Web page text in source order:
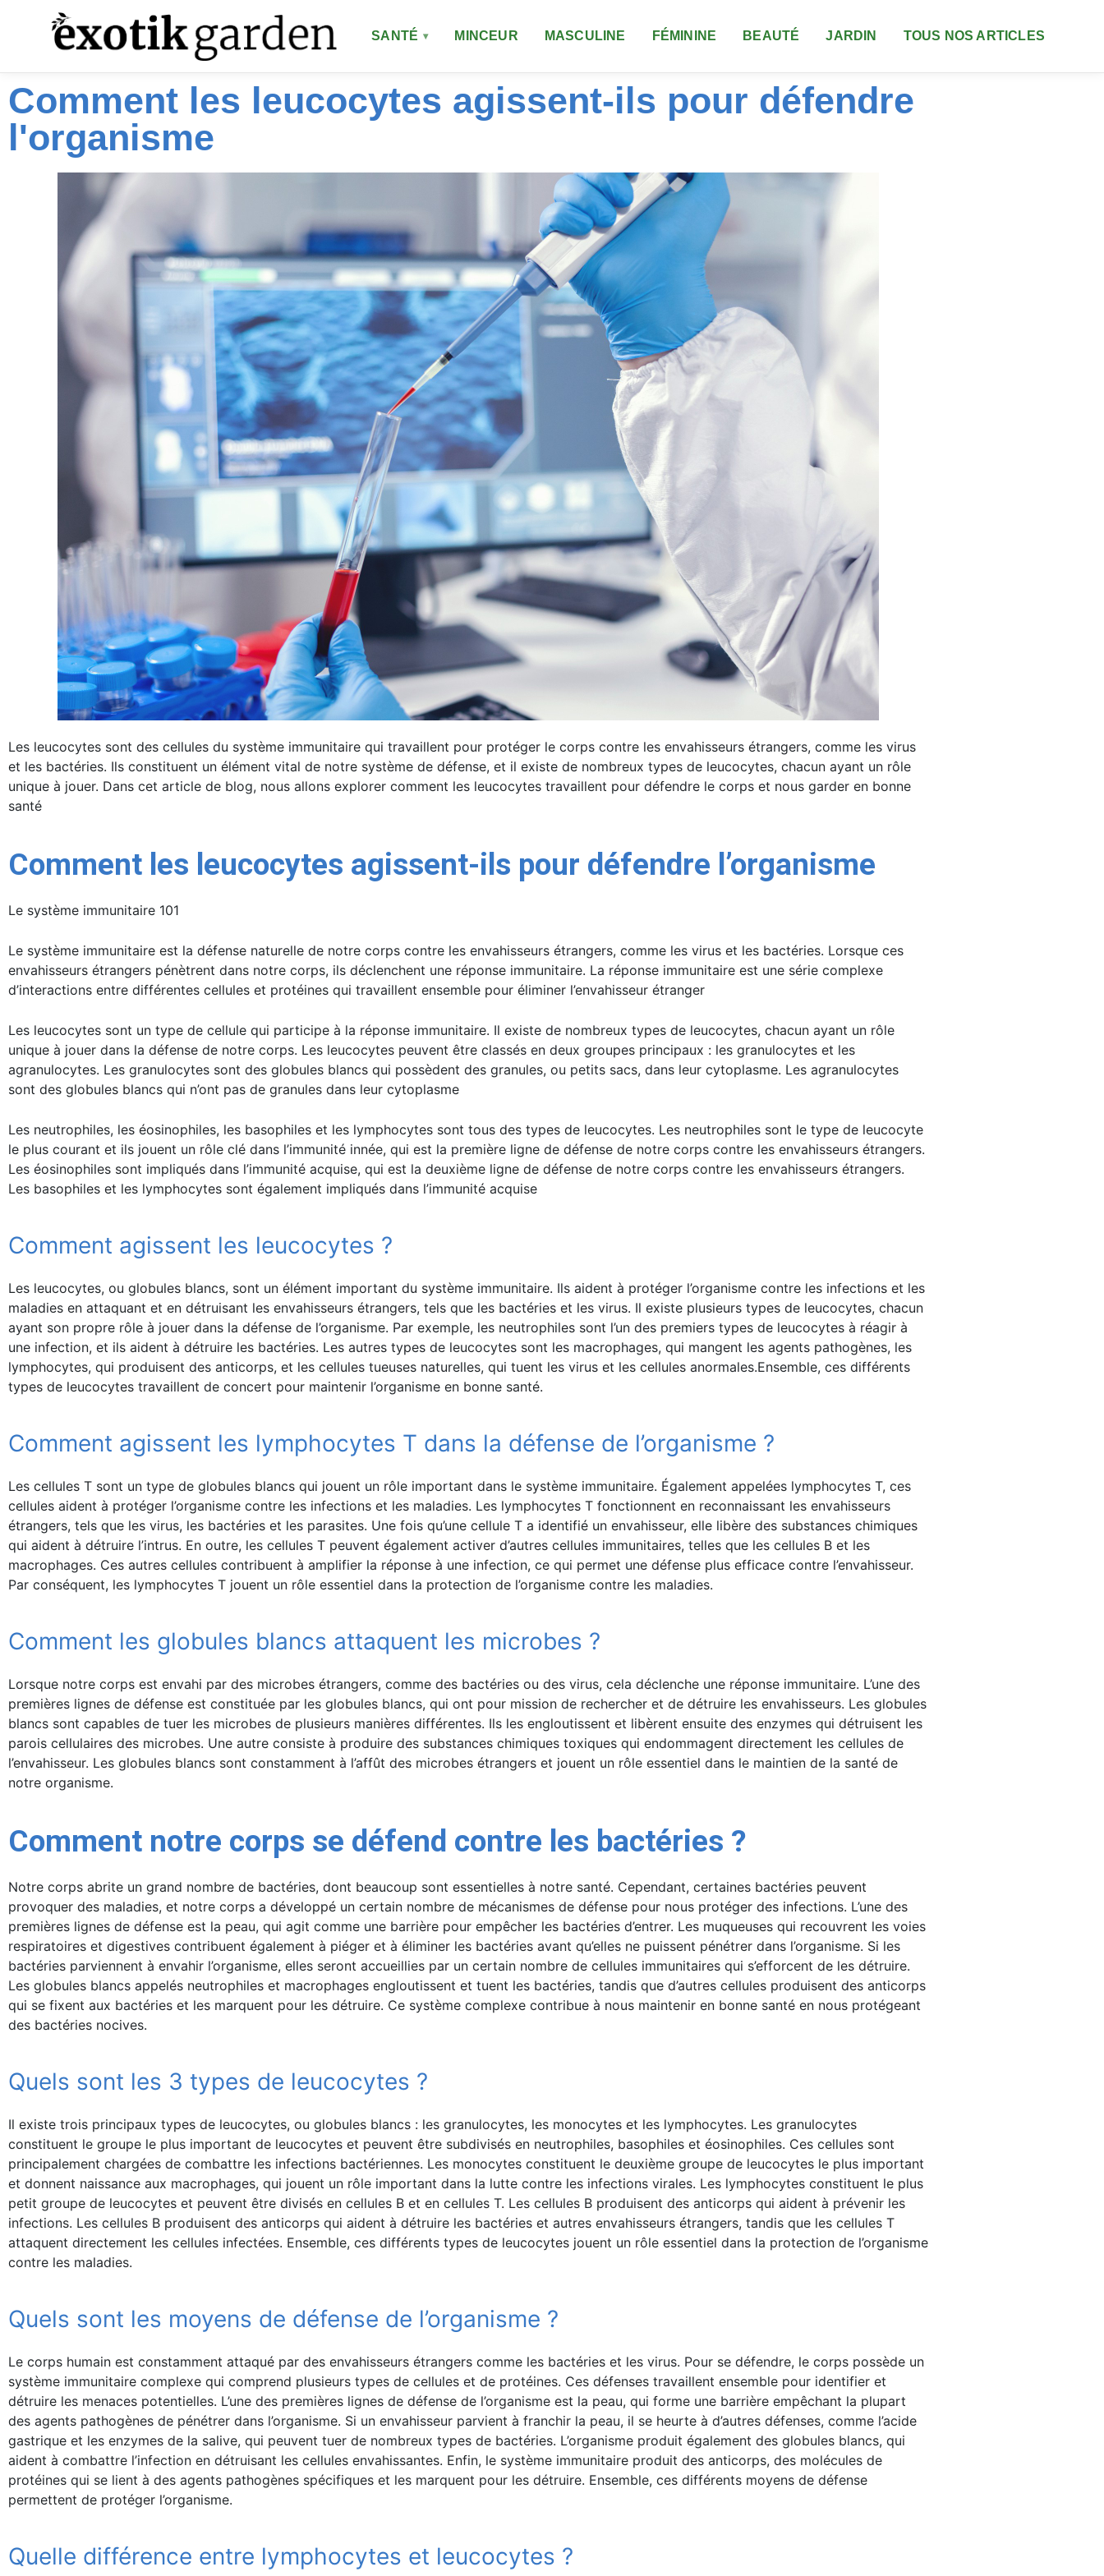
SANTÉ MINCEUR MASCULINE FÉMININE BEAUTÉ JARDIN TOUS NOS ARTICLES
Comment les leucocytes agissent-ils pour défendre
l'organisme
Les leucocytes sont des cellules du système immunitaire qui travaillent pour protéger le corps contre les envahisseurs étrangers, comme les virus
et les bactéries. Ils constituent un élément vital de notre système de défense, et il existe de nombreux types de leucocytes, chacun ayant un rôle
unique à jouer. Dans cet article de blog, nous allons explorer comment les leucocytes travaillent pour défendre le corps et nous garder en bonne
santé
Comment les leucocytes agissent-ils pour défendre l’organisme
Le système immunitaire 101
Le système immunitaire est la défense naturelle de notre corps contre les envahisseurs étrangers, comme les virus et les bactéries. Lorsque ces
envahisseurs étrangers pénètrent dans notre corps, ils déclenchent une réponse immunitaire. La réponse immunitaire est une série complexe
d’interactions entre différentes cellules et protéines qui travaillent ensemble pour éliminer l’envahisseur étranger
Les leucocytes sont un type de cellule qui participe à la réponse immunitaire. Il existe de nombreux types de leucocytes, chacun ayant un rôle
unique à jouer dans la défense de notre corps. Les leucocytes peuvent être classés en deux groupes principaux : les granulocytes et les
agranulocytes. Les granulocytes sont des globules blancs qui possèdent des granules, ou petits sacs, dans leur cytoplasme. Les agranulocytes
sont des globules blancs qui n’ont pas de granules dans leur cytoplasme
Les neutrophiles, les éosinophiles, les basophiles et les lymphocytes sont tous des types de leucocytes. Les neutrophiles sont le type de leucocyte
le plus courant et ils jouent un rôle clé dans l’immunité innée, qui est la première ligne de défense de notre corps contre les envahisseurs étrangers.
Les éosinophiles sont impliqués dans l’immunité acquise, qui est la deuxième ligne de défense de notre corps contre les envahisseurs étrangers.
Les basophiles et les lymphocytes sont également impliqués dans l’immunité acquise
Comment agissent les leucocytes ?
Les leucocytes, ou globules blancs, sont un élément important du système immunitaire. Ils aident à protéger l’organisme contre les infections et les
maladies en attaquant et en détruisant les envahisseurs étrangers, tels que les bactéries et les virus. Il existe plusieurs types de leucocytes, chacun
ayant son propre rôle à jouer dans la défense de l’organisme. Par exemple, les neutrophiles sont l’un des premiers types de leucocytes à réagir à
une infection, et ils aident à détruire les bactéries. Les autres types de leucocytes sont les macrophages, qui mangent les agents pathogènes, les
lymphocytes, qui produisent des anticorps, et les cellules tueuses naturelles, qui tuent les virus et les cellules anormales.Ensemble, ces différents
types de leucocytes travaillent de concert pour maintenir l’organisme en bonne santé.
Comment agissent les lymphocytes T dans la défense de l’organisme ?
Les cellules T sont un type de globules blancs qui jouent un rôle important dans le système immunitaire. Également appelées lymphocytes T, ces
cellules aident à protéger l’organisme contre les infections et les maladies. Les lymphocytes T fonctionnent en reconnaissant les envahisseurs
étrangers, tels que les virus, les bactéries et les parasites. Une fois qu’une cellule T a identifié un envahisseur, elle libère des substances chimiques
qui aident à détruire l’intrus. En outre, les cellules T peuvent également activer d’autres cellules immunitaires, telles que les cellules B et les
macrophages. Ces autres cellules contribuent à amplifier la réponse à une infection, ce qui permet une défense plus efficace contre l’envahisseur.
Par conséquent, les lymphocytes T jouent un rôle essentiel dans la protection de l’organisme contre les maladies.
Comment les globules blancs attaquent les microbes ?
Lorsque notre corps est envahi par des microbes étrangers, comme des bactéries ou des virus, cela déclenche une réponse immunitaire. L’une des
premières lignes de défense est constituée par les globules blancs, qui ont pour mission de rechercher et de détruire les envahisseurs. Les globules
blancs sont capables de tuer les microbes de plusieurs manières différentes. Ils les engloutissent et libèrent ensuite des enzymes qui détruisent les
parois cellulaires des microbes. Une autre consiste à produire des substances chimiques toxiques qui endommagent directement les cellules de
l’envahisseur. Les globules blancs sont constamment à l’affût des microbes étrangers et jouent un rôle essentiel dans le maintien de la santé de
notre organisme.
Comment notre corps se défend contre les bactéries ?
Notre corps abrite un grand nombre de bactéries, dont beaucoup sont essentielles à notre santé. Cependant, certaines bactéries peuvent
provoquer des maladies, et notre corps a développé un certain nombre de mécanismes de défense pour nous protéger des infections. L’une des
premières lignes de défense est la peau, qui agit comme une barrière pour empêcher les bactéries d’entrer. Les muqueuses qui recouvrent les voies
respiratoires et digestives contribuent également à piéger et à éliminer les bactéries avant qu’elles ne puissent pénétrer dans l’organisme. Si les
bactéries parviennent à envahir l’organisme, elles seront accueillies par un certain nombre de cellules immunitaires qui s’efforcent de les détruire.
Les globules blancs appelés neutrophiles et macrophages engloutissent et tuent les bactéries, tandis que d’autres cellules produisent des anticorps
qui se fixent aux bactéries et les marquent pour les détruire. Ce système complexe contribue à nous maintenir en bonne santé en nous protégeant
des bactéries nocives.
Quels sont les 3 types de leucocytes ?
Il existe trois principaux types de leucocytes, ou globules blancs : les granulocytes, les monocytes et les lymphocytes. Les granulocytes
constituent le groupe le plus important de leucocytes et peuvent être subdivisés en neutrophiles, basophiles et éosinophiles. Ces cellules sont
principalement chargées de combattre les infections bactériennes. Les monocytes constituent le deuxième groupe de leucocytes le plus important
et donnent naissance aux macrophages, qui jouent un rôle important dans la lutte contre les infections virales. Les lymphocytes constituent le plus
petit groupe de leucocytes et peuvent être divisés en cellules B et en cellules T. Les cellules B produisent des anticorps qui aident à prévenir les
infections. Les cellules B produisent des anticorps qui aident à détruire les bactéries et autres envahisseurs étrangers, tandis que les cellules T
attaquent directement les cellules infectées. Ensemble, ces différents types de leucocytes jouent un rôle essentiel dans la protection de l’organisme
contre les maladies.
Quels sont les moyens de défense de l’organisme ?
Le corps humain est constamment attaqué par des envahisseurs étrangers comme les bactéries et les virus. Pour se défendre, le corps possède un
système immunitaire complexe qui comprend plusieurs types de cellules et de protéines. Ces défenses travaillent ensemble pour identifier et
détruire les menaces potentielles. L’une des premières lignes de défense de l’organisme est la peau, qui forme une barrière empêchant la plupart
des agents pathogènes de pénétrer dans l’organisme. Si un envahisseur parvient à franchir la peau, il se heurte à d’autres défenses, comme l’acide
gastrique et les enzymes de la salive, qui peuvent tuer de nombreux types de bactéries. L’organisme produit également des globules blancs, qui
aident à combattre l’infection en détruisant les cellules envahissantes. Enfin, le système immunitaire produit des anticorps, des molécules de
protéines qui se lient à des agents pathogènes spécifiques et les marquent pour les détruire. Ensemble, ces différents moyens de défense
permettent de protéger l’organisme.
Quelle différence entre lymphocytes et leucocytes ?